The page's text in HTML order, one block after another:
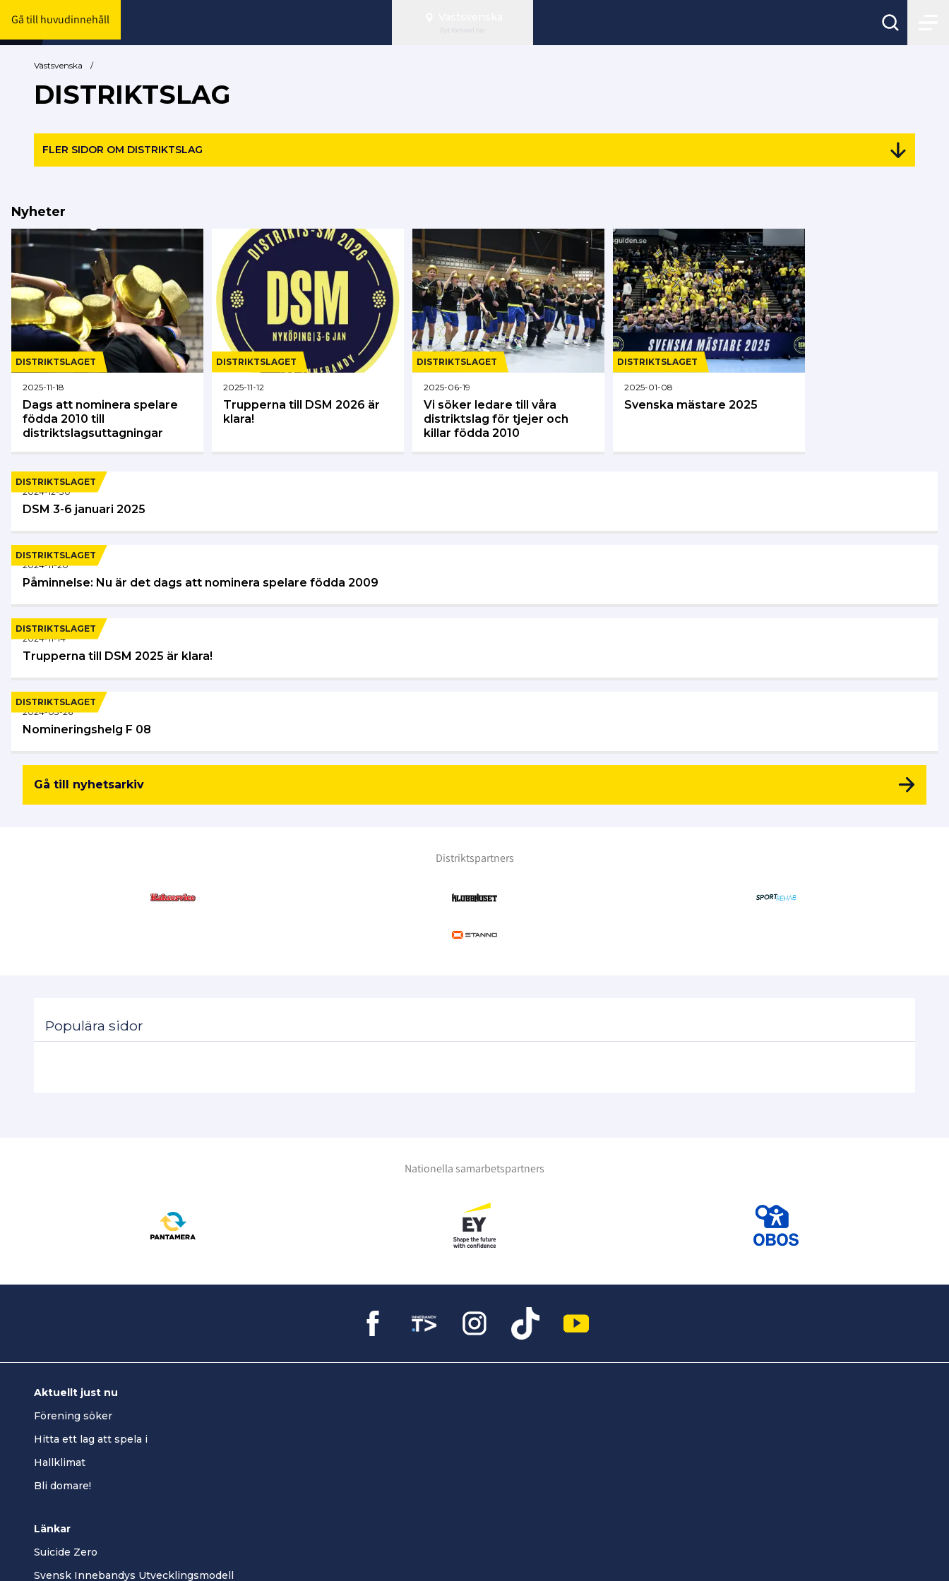
Gå till huvudinnehåll
Byt förbund här
Västsvenska /
DISTRIKTSLAG
FLER SIDOR OM DISTRIKTSLAG
Nyheter
DISTRIKTSLAGET
2025-11-18
Dags att nominera spelare
födda 2010 till
distriktslagsuttagningar
DISTRIKTSLAGET
2025-11-12
Trupperna till DSM 2026 är
klara!
DISTRIKTSLAGET
2025-06-19
Vi söker ledare till våra
distriktslag för tjejer och
killar födda 2010
DISTRIKTSLAGET
2025-01-08
Svenska mästare 2025
DISTRIKTSLAGET
2024-12-30
DSM 3-6 januari 2025
DISTRIKTSLAGET
2024-11-20
Påminnelse: Nu är det dags att nominera spelare födda 2009
DISTRIKTSLAGET
2024-11-14
Trupperna till DSM 2025 är klara!
DISTRIKTSLAGET
2024-03-26
Nomineringshelg F 08
Gå till nyhetsarkiv
Distriktspartners
Populära sidor
Nationella samarbetspartners
Aktuellt just nu
Förening söker
Hitta ett lag att spela i
Hallklimat
Bli domare!
Länkar
Suicide Zero
Svensk Innebandys Utvecklingsmodell